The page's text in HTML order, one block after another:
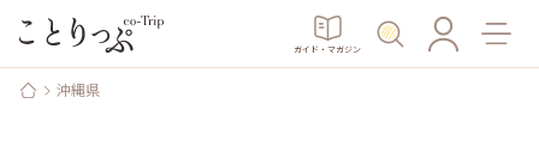
ガイド・マガジン
沖縄県